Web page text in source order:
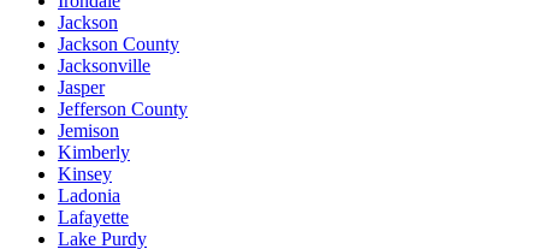
Jackson
Jackson County
Jacksonville
Jasper
Jefferson County
Jemison
Kimberly
Kinsey
Ladonia
Lafayette
Lake Purdy